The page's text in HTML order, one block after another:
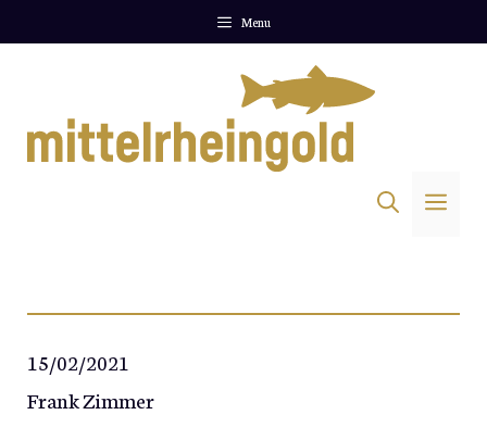
Menu
15/02/2021
Frank Zimmer